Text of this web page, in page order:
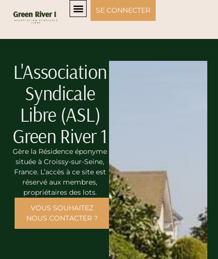
SE CONNECTER
L'Association
Syndicale
Libre (ASL)
Green River 1
Gère la Résidence éponyme
située à Croissy-sur-Seine,
France. L’accès à ce site est
réservé aux membres,
propriétaires des lots.
VOUS SOUHAITEZ
NOUS CONTACTER ?